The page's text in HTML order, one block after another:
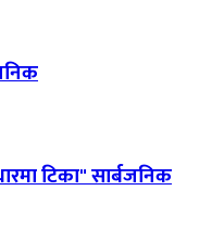
टिका" सार्बजनिक